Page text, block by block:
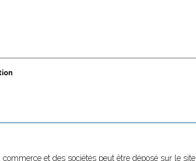
et des sociétés peut être déposé sur le site